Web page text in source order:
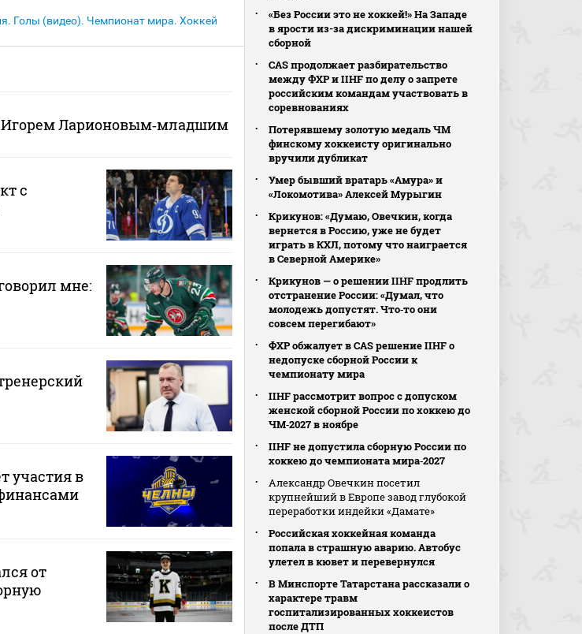
Голы (видео). Чемпионат мира. Хоккей
Игорем Ларионовым‑младшим
с
мне:
участия в
от
«Без России это не хоккей!» На Западе
в ярости из-за дискриминации нашей
сборной
CAS продолжает разбирательство
между ФХР и IIHF по делу о запрете
российским командам участвовать в
соревнованиях
Потерявшему золотую медаль ЧМ
финскому хоккеисту оригинально
вручили дубликат
Умер бывший вратарь «Амура» и
«Локомотива» Алексей Мурыгин
Крикунов: «Думаю, Овечкин, когда
вернется в Россию, уже не будет
играть в КХЛ, потому что наиграется
в Северной Америке»
Крикунов — о решении IIHF продлить
отстранение России: «Думал, что
молодежь допустят. Что‑то они
совсем перегибают»
ФХР обжалует в CAS решение IIHF о
недопуске сборной России к
чемпионату мира
IIHF рассмотрит вопрос с допуском
женской сборной России по хоккею до
ЧМ‑2027 в ноябре
IIHF не допустила сборную России по
хоккею до чемпионата мира‑2027
Александр Овечкин посетил
крупнейший в Европе завод глубокой
переработки индейки «Дамате»
Российская хоккейная команда
попала в страшную аварию. Автобус
улетел в кювет и перевернулся
В Минспорте Татарстана рассказали о
характере травм
госпитализированных хоккеистов
после ДТП